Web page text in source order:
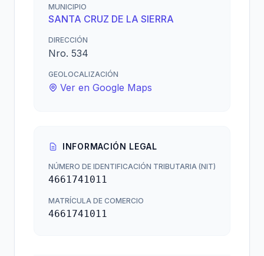
MUNICIPIO
SANTA CRUZ DE LA SIERRA
DIRECCIÓN
Nro. 534
GEOLOCALIZACIÓN
Ver en Google Maps
INFORMACIÓN LEGAL
NÚMERO DE IDENTIFICACIÓN TRIBUTARIA (NIT)
4661741011
MATRÍCULA DE COMERCIO
4661741011